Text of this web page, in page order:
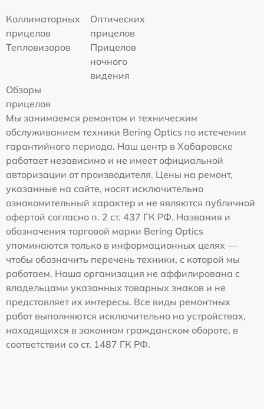
Коллиматорных
прицелов
Оптических
прицелов
Тепловизоров
Прицелов
ночного
видения
Обзоры
прицелов
Мы занимаемся ремонтом и техническим
обслуживанием техники Bering Optics по истечении
гарантийного периода. Наш центр в Хабаровске
работает независимо и не имеет официальной
авторизации от производителя. Цены на ремонт,
указанные на сайте, носят исключительно
ознакомительный характер и не являются публичной
офертой согласно п. 2 ст. 437 ГК РФ. Названия и
обозначения торговой марки Bering Optics
упоминаются только в информационных целях —
чтобы обозначить перечень техники, с которой мы
работаем. Наша организация не аффилирована с
владельцами указанных товарных знаков и не
представляет их интересы. Все виды ремонтных
работ выполняются исключительно на устройствах,
находящихся в законном гражданском обороте, в
соответствии со ст. 1487 ГК РФ.